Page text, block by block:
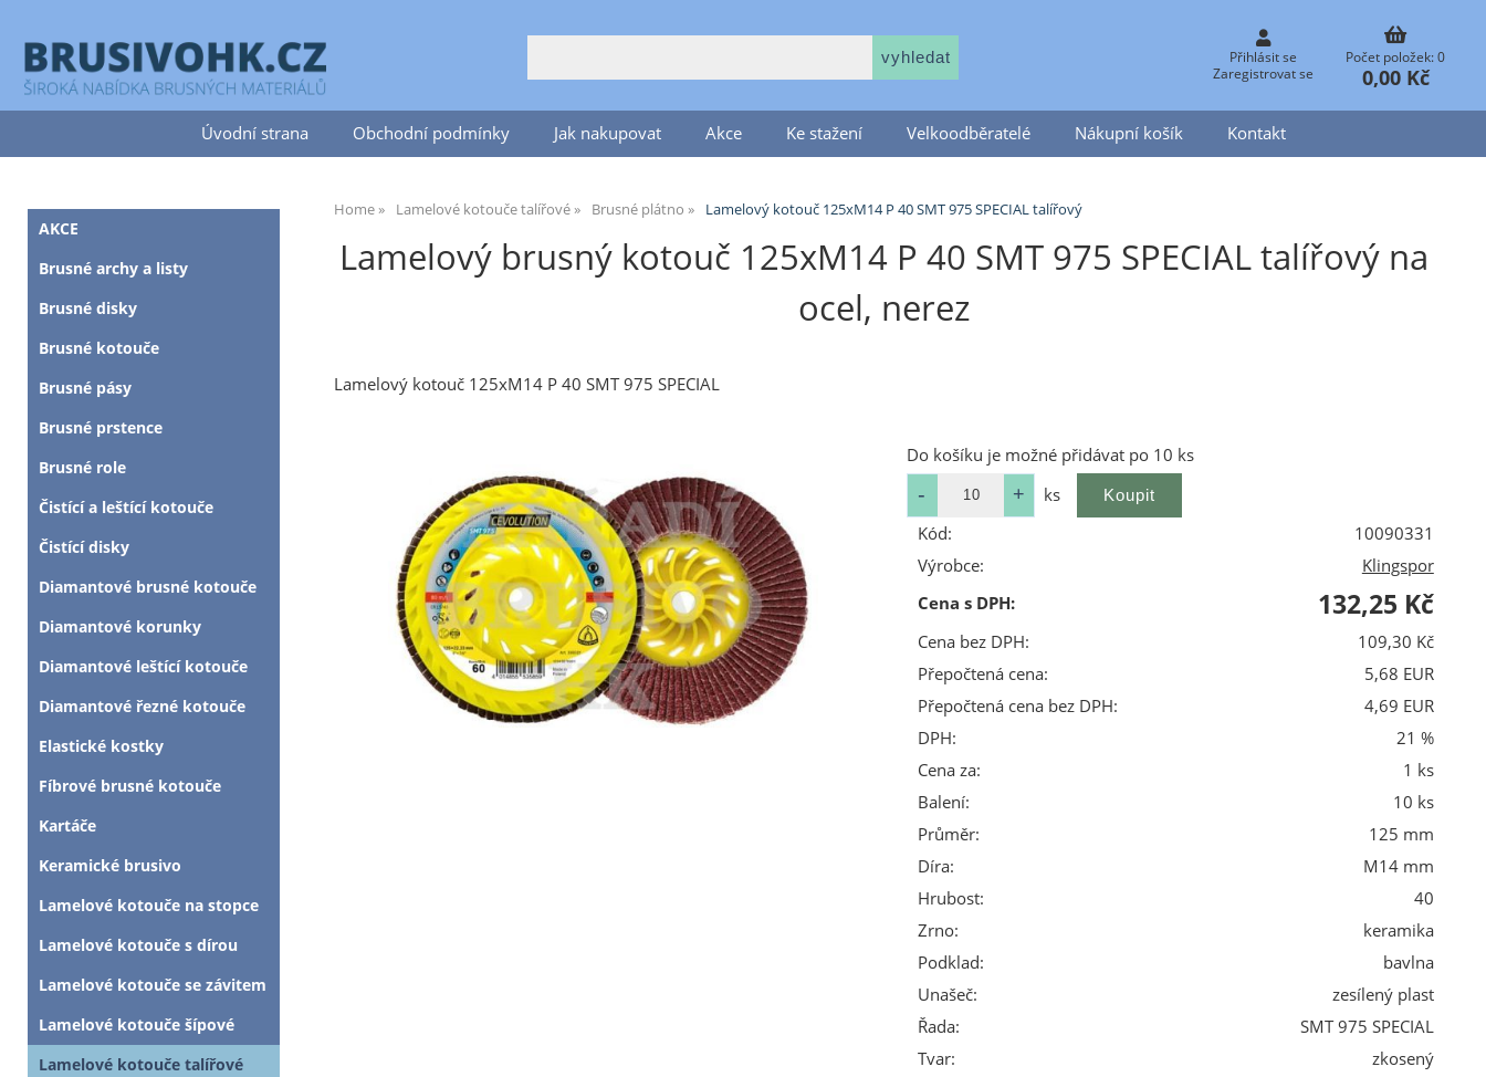
Přihlásit se
Zaregistrovat se
Počet položek: 0
0,00 Kč
Úvodní strana Obchodní podmínky Jak nakupovat Akce Ke stažení Velkoodběratelé Nákupní košík Kontakt
Home Lamelové kotouče talířové Brusné plátno Lamelový kotouč 125xM14 P 40 SMT 975 SPECIAL talířový
Lamelový brusný kotouč 125xM14 P 40 SMT 975 SPECIAL talířový na
ocel, nerez
Lamelový kotouč 125xM14 P 40 SMT 975 SPECIAL
Do košíku je možné přidávat po 10 ks
ks
Kód:
10090331
Výrobce:
Klingspor
Cena s DPH:
132,25 Kč
Cena bez DPH:
109,30 Kč
Přepočtená cena:
5,68 EUR
Přepočtená cena bez DPH:
4,69 EUR
DPH:
21 %
Cena za:
1 ks
Balení:
10 ks
Průměr:
125 mm
Díra:
M14 mm
Hrubost:
40
Zrno:
keramika
Podklad:
bavlna
Unašeč:
zesílený plast
Řada:
SMT 975 SPECIAL
Tvar:
zkosený
AKCE
Brusné archy a listy
Brusné disky
Brusné kotouče
Brusné pásy
Brusné prstence
Brusné role
Čistící a leštící kotouče
Čistící disky
Diamantové brusné kotouče
Diamantové korunky
Diamantové leštící kotouče
Diamantové řezné kotouče
Elastické kostky
Fíbrové brusné kotouče
Kartáče
Keramické brusivo
Lamelové kotouče na stopce
Lamelové kotouče s dírou
Lamelové kotouče se závitem
Lamelové kotouče šípové
Lamelové kotouče talířové